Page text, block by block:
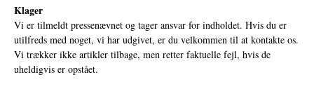
Klager
Vi er tilmeldt pressenævnet og tager ansvar for indholdet. Hvis du er
utilfreds med noget, vi har udgivet, er du velkommen til at kontakte os.
Vi trækker ikke artikler tilbage, men retter faktuelle fejl, hvis de
uheldigvis er opstået.